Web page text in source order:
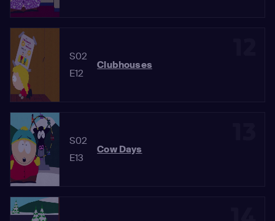
S02
E12
Clubhouses
S02
E13
Cow Days